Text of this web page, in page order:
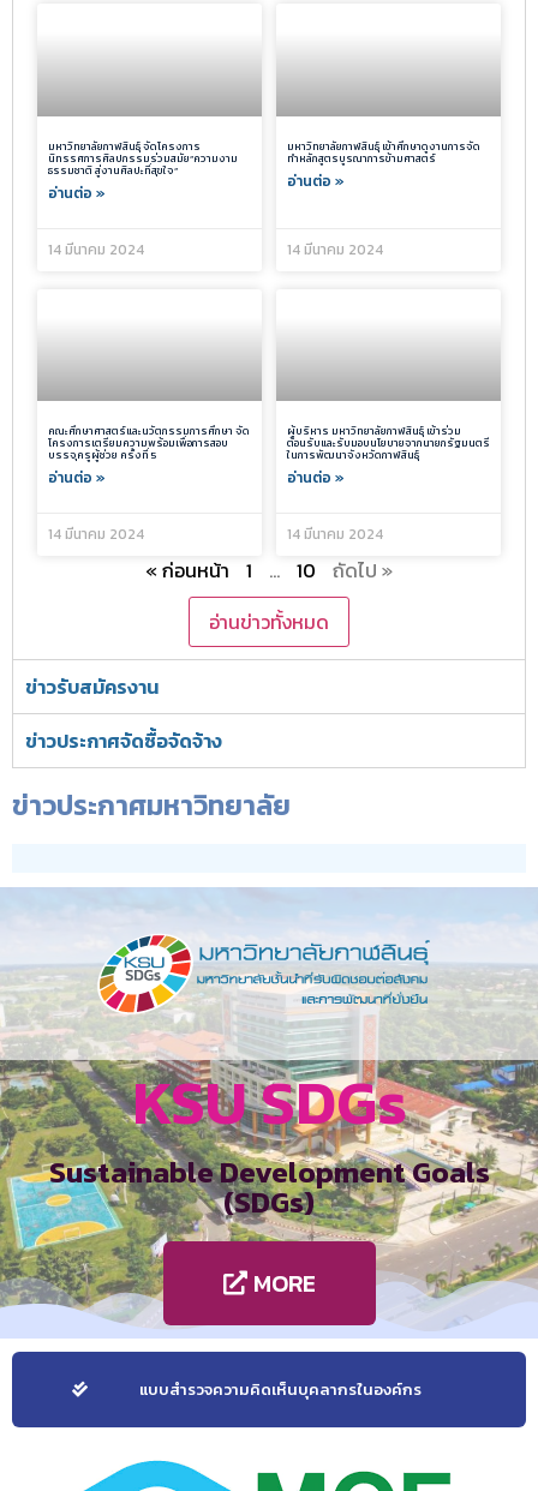
มหาวิทยาลัยกาฬสินธุ์ จัดโครงการ
นิทรรศการศิลปกรรมร่วมสมัย”ความงาม
ธรรมชาติ สู่งานศิลปะที่สุขใจ”
อ่านต่อ »
14 มีนาคม 2024
มหาวิทยาลัยกาฬสินธุ์ เข้าศึกษาดูงานการจัด
ทำหลักสูตรบูรณาการข้ามศาสตร์
อ่านต่อ »
14 มีนาคม 2024
คณะศึกษาศาสตร์และนวัตกรรมการศึกษา จัด
โครงการเตรียมความพร้อมเพื่อการสอบ
บรรจุครูผู้ช่วย ครั้งที่ 5
อ่านต่อ »
14 มีนาคม 2024
ผู้บริหาร มหาวิทยาลัยกาฬสินธุ์ เข้าร่วม
ต้อนรับและรับมอบนโยบายจากนายกรัฐมนตรี
ในการพัฒนาจังหวัดกาฬสินธุ์
อ่านต่อ »
14 มีนาคม 2024
« ก่อนหน้า 1 … 10
ถัดไป »
อ่านข่าวทั้งหมด
ข่าวรับสมัครงาน
ข่าวประกาศจัดซื้อจัดจ้าง
ข่าวประกาศมหาวิทยาลัย
KSU SDGs
Sustainable Development Goals
(SDGs)
MORE
แบบสำรวจความคิดเห็นบุคลากรในองค์กร